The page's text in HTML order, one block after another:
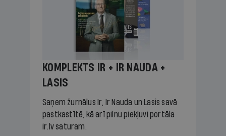
KOMPLEKTS IR + IR NAUDA +
LASIS
Saņem žurnālus Ir, Ir Nauda un Lasis savā
pastkastītē, kā arī pilnu piekļuvi portāla
ir.lv saturam.